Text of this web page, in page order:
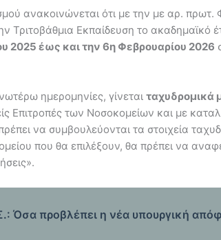
ανακοινώνεται ότι με την με αρ.
Τριτοβάθμια Εκπαίδευση το ακαδημαϊκό
2025 έως και την 6η Φεβρουαρίου 2026
ημερομηνίες, γίνεται ταχυδρομικά
Επιτροπές των Νοσοκομείων και με
να συμβουλεύονται τα στοιχεία
που θα επιλέξουν, θα πρέπει να
Όσα προβλέπει η νέα υπουργική